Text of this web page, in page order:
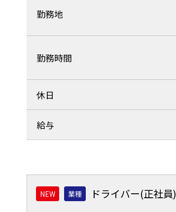
勤務地
勤務時間
休日
給与
業種 ドライバー(正社員)